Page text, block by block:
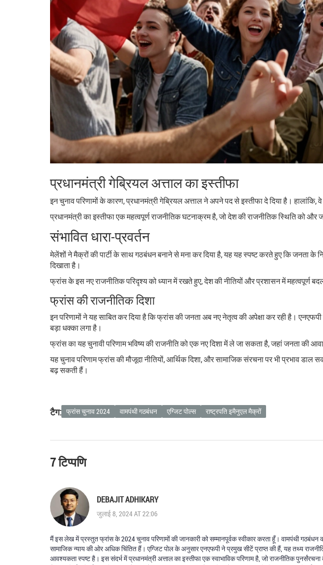
प्रधानमंत्री गेब्रियल अत्ताल का इस्तीफा
इन चुनाव परिणामों के कारण, प्रधानमंत्री गेब्रियल अत्ताल ने अपने पद से इस्तीफा दे दिया है।
प्रधानमंत्री का इस्तीफा एक महत्वपूर्ण राजनीतिक घटनाक्रम है, जो देश की राजनीतिक स्थिति को और
संभावित धारा-प्रवर्तन
मेलेंशों ने मैक्रों की पार्टी के साथ गठबंधन बनाने से मना कर दिया है, यह यह स्पष्ट करते हुए कि जनता के
दिखाता है।
फ्रांस के इस नए राजनीतिक परिदृश्य को ध्यान में रखते हुए, देश की नीतियों और प्रशासन में महत्वपूर्ण
फ्रांस की राजनीतिक दिशा
इन परिणामों ने यह साबित कर दिया है कि फ्रांस की जनता अब नए नेतृत्व की अपेक्षा कर रही है।
बड़ा धक्का लगा है।
फ्रांस का यह चुनावी परिणाम भविष्य की राजनीति को एक नए दिशा में ले जा सकता है, जहां जनता की
यह चुनाव परिणाम फ्रांस की मौजूदा नीतियों, आर्थिक दिशा, और सामाजिक संरचना पर भी प्रभाव
बढ़ सकती हैं।
टैग: फ्रांस चुनाव 2024 वामपंथी गठबंधन एग्जिट पोल्स राष्ट्रपति इमैनुएल मैक्रों
7 टिप्पणि
DEBAJIT ADHIKARY
जुलाई 8, 2024 AT 22:06
मैं इस लेख में प्रस्तुत फ्रांस के 2024 चुनाव परिणामों की जानकारी को सम्मानपूर्वक स्वीकार करता हूँ। वामपंथी
सामाजिक न्याय की ओर अधिक चिंतित हैं। एग्जिट पोल के अनुसार एनएफपी ने प्रमुख सीटें प्राप्त की हैं, यह तथ्य
आवश्यकता स्पष्ट है। इस संदर्भ में प्रधानमंत्री अत्ताल का इस्तीफा एक स्वाभाविक परिणाम है, जो राजनीतिक